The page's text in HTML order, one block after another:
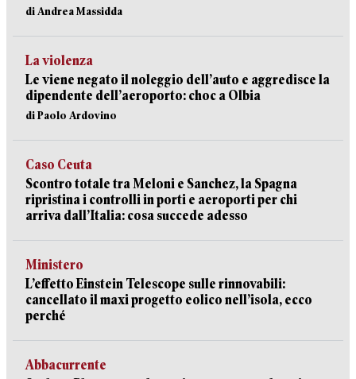
di Andrea Massidda
La violenza
Le viene negato il noleggio dell’auto e aggredisce la
dipendente dell’aeroporto: choc a Olbia
di Paolo Ardovino
Caso Ceuta
Scontro totale tra Meloni e Sanchez, la Spagna
ripristina i controlli in porti e aeroporti per chi
arriva dall’Italia: cosa succede adesso
Ministero
L’effetto Einstein Telescope sulle rinnovabili:
cancellato il maxi progetto eolico nell’isola, ecco
perché
Abbacurrente